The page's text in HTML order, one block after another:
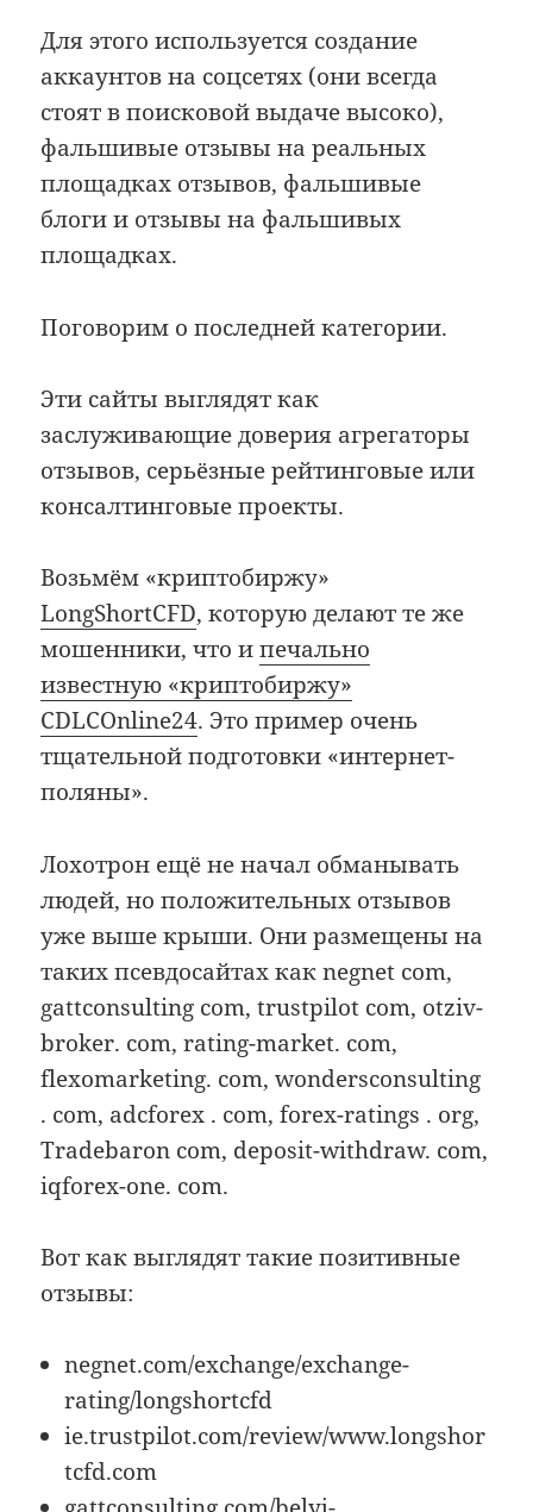
Для этого используется создание
аккаунтов на соцсетях (они всегда
стоят в поисковой выдаче высоко),
фальшивые отзывы на реальных
площадках отзывов, фальшивые
блоги и отзывы на фальшивых
площадках.
Поговорим о последней категории.
Эти сайты выглядят как
заслуживающие доверия агрегаторы
отзывов, серьёзные рейтинговые или
консалтинговые проекты.
Возьмём «криптобиржу»
LongShortCFD, которую делают те же
мошенники, что ипечально
известную «криптобиржу»
CDLCOnline24. Это пример очень
тщательной подготовки «интернет-
поляны».
Лохотрон ещё не начал обманывать
людей, но положительных отзывов
уже выше крыши. Они размещены на
таких псевдосайтах как negnet com,
gattconsulting com, trustpilot com, otziv-
broker. com, rating-market. com,
flexomarketing. com, wondersconsulting
. com, adcforex . com, forex-ratings . org,
Tradebaron com, deposit-withdraw. com,
iqforex-one. com.
Вот как выглядят такие позитивные
отзывы:
negnet.com/exchange/exchange-
rating/longshortcfd
ie.trustpilot.com/review/www.longshor
tcfd.com